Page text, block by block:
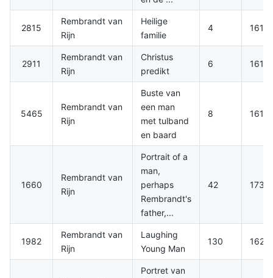
2815
Rembrandt van
Rijn
Heilige
familie
4
2911
Rembrandt van
Rijn
Christus
predikt
6
5465
Rembrandt van
Rijn
Buste van
een man
met tulband
en baard
8
1660
Rembrandt van
Rijn
Portrait of a
man,
perhaps
Rembrandt's
father,...
42
1982
Rembrandt van
Rijn
Laughing
Young Man
130
Portret van